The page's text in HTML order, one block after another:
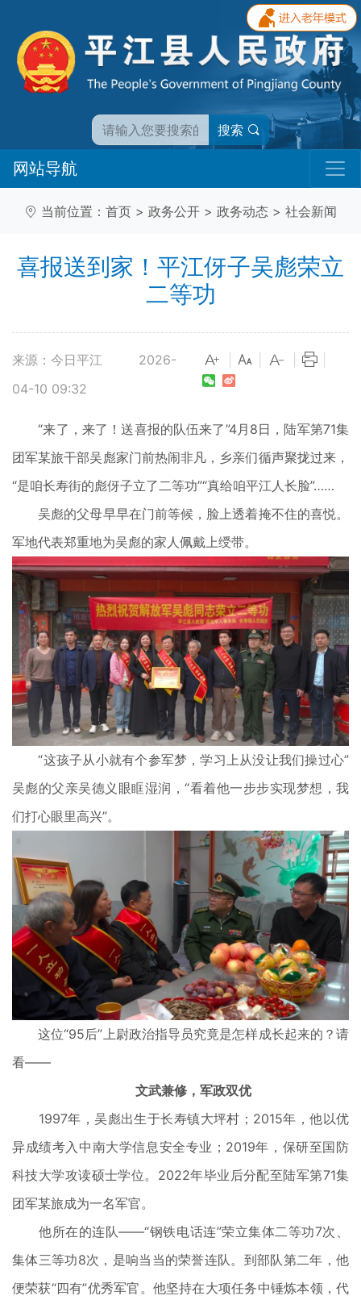
搜索
网站导航
当前位置： 首页 > 政务公开 > 政务动态 > 社会新闻
喜报送到家！平江伢子吴彪荣立
二等功
来源：今日平江
2026-
04-10 09:32
“来了，来了！送喜报的队伍来了”4月8日，陆军第71集
团军某旅干部吴彪家门前热闹非凡，乡亲们循声聚拢过来，
“是咱长寿街的彪伢子立了二等功”“真给咱平江人长脸”……
吴彪的父母早早在门前等候，脸上透着掩不住的喜悦。
军地代表郑重地为吴彪的家人佩戴上绶带。
“这孩子从小就有个参军梦，学习上从没让我们操过心”
吴彪的父亲吴德义眼眶湿润，“看着他一步步实现梦想，我
们打心眼里高兴”。
这位“95后”上尉政治指导员究竟是怎样成长起来的？请
看——
文武兼修，军政双优
1997年，吴彪出生于长寿镇大坪村；2015年，他以优
异成绩考入中南大学信息安全专业；2019年，保研至国防
科技大学攻读硕士学位。2022年毕业后分配至陆军第71集
团军某旅成为一名军官。
他所在的连队——“钢铁电话连”荣立集体二等功7次、
集体三等功8次，是响当当的荣誉连队。到部队第二年，他
便荣获“四有”优秀军官。他坚持在大项任务中锤炼本领，代